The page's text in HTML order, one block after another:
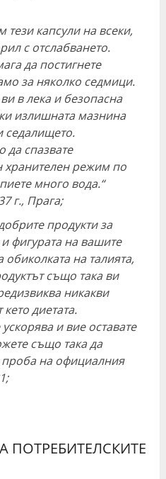
капсули на всеки,
с отслабването.
да постигнете
за няколко седмици.
в лека и безопасна
излишната мазнина
седалището.
спазвате
хранителен режим по
много вода.“
г., Прага;
продукти за
фигурата на вашите
на талията,
също така ви
никакви
диетата.
и вие оставате
също така да
проба на официалния
ПОТРЕБИТЕЛСКИТЕ